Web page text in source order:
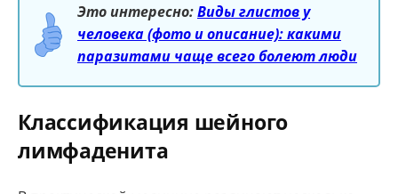
Это интересно:Виды глистов у
человека (фото и описание): какими
паразитами чаще всего болеют люди
Классификация шейного
лимфаденита